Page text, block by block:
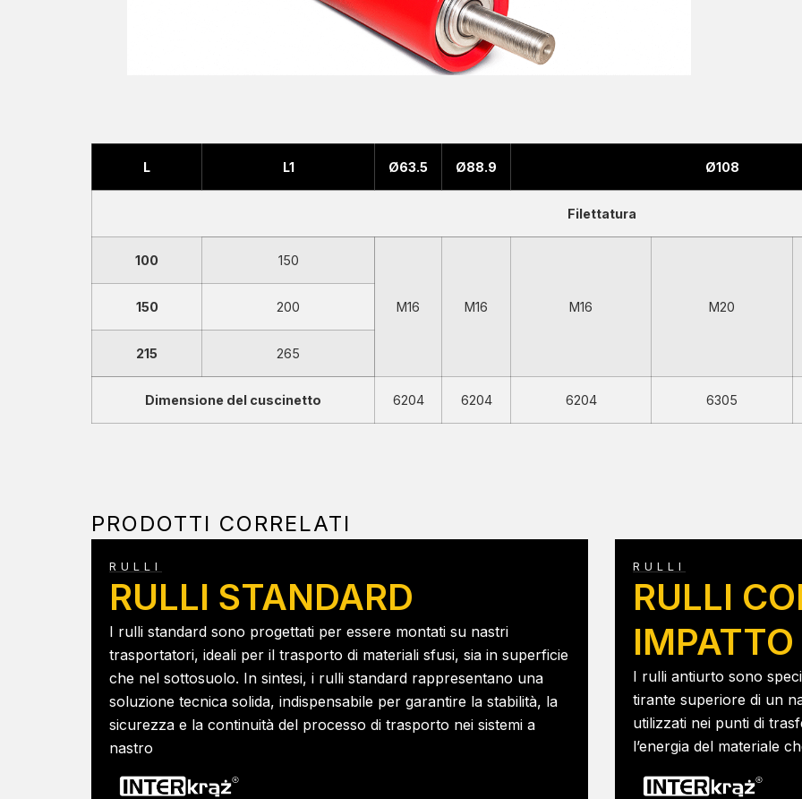
L L1 Ø63.5 Ø88.9 Ø108
Filettatura
100 150
M16 M16 M16 M20
150 200
215 265
Dimensione del cuscinetto 6204 6204 6204 6305
PRODOTTI CORRELATI
RULLI
RULLI STANDARD
I rulli standard sono progettati per essere montati su nastri
trasportatori, ideali per il trasporto di materiali sfusi, sia in superficie
che nel sottosuolo. In sintesi, i rulli standard rappresentano una
soluzione tecnica solida, indispensabile per garantire la stabilità, la
sicurezza e la continuità del processo di trasporto nei sistemi a
nastro
RULLI
RULLI
IMPATTO
I rulli antiurto sono
tirante superiore di un
utilizzati nei punti di
l’energia del materiale